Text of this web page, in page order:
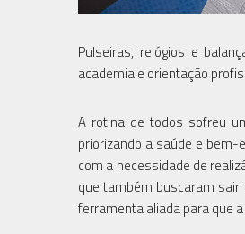
Pulseiras, relógios e
academia e orientação
A rotina de todos sofreu
priorizando a saúde e
com a necessidade de
que também buscaram
ferramenta aliada para que